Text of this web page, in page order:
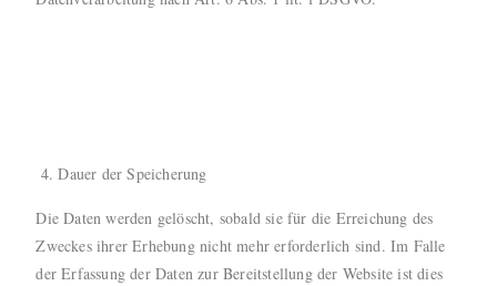
Dauer der Speicherung
Die Daten werden gelöscht, sobald sie für die Erreichung des
Zweckes ihrer Erhebung nicht mehr erforderlich sind. Im Falle
der Erfassung der Daten zur Bereitstellung der Website ist dies